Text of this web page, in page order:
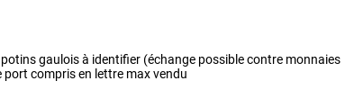
gaulois à identifier (échange possible contre monnaies
compris en lettre max vendu